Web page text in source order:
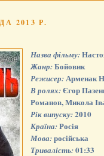
2013 Р.
Назва фільму:
Жанр:Бойовик
Режисер: Арменак
В ролях:Єгор
Романов, Микола
Рік випуску:2010
Країна:Росія
Мова:російська
Тривалість:01:33